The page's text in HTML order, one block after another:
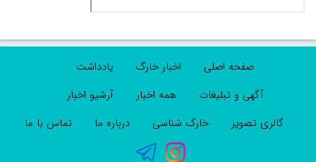
صفحه اصلی اخبار خارگ
یادداشت
آگهی و تبلیغات
همه اخبار
آرشیو اخبار
گالری تصویر
خارگ شناسی درباره ما تماس با ما